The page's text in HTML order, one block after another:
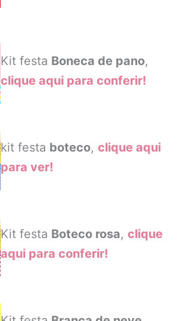
Kit festa Boneca de pano,
clique aqui para conferir!
kit festa boteco,clique aqui
para ver!
Kit festa Boteco rosa,clique
aqui para conferir!